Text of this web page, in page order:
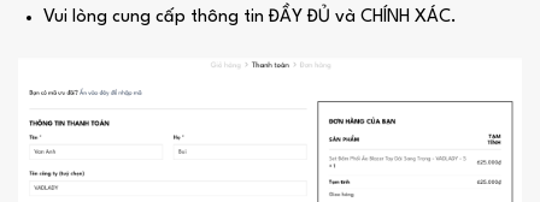
Vui lòng cung cấp thông tin ĐẦY ĐỦ và CHÍNH XÁC.